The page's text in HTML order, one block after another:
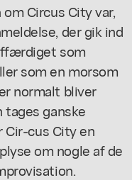
Circus City var,
der gik ind
som
som en morsom
normalt bliver
ganske
Cir-cus City en
om nogle af de